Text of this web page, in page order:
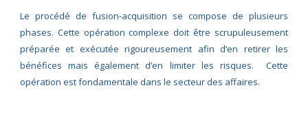
Le procédé de fusion-acquisition se compose de plusieurs
phases. Cette opération complexe doit être scrupuleusement
préparée et exécutée rigoureusement afin d’en retirer les
bénéfices mais également d’en limiter les risques. Cette
opération est fondamentale dans le secteur des affaires.